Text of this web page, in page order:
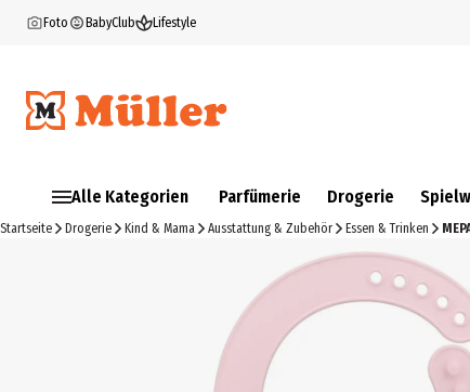
Foto BabyClub Lifestyle
Alle Kategorien Parfümerie Drogerie
Startseite Drogerie Kind & Mama Ausstattung & Zubehör Essen & Trinken